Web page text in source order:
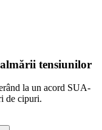
tensiunilor
la un acord SUA-
de cipuri.